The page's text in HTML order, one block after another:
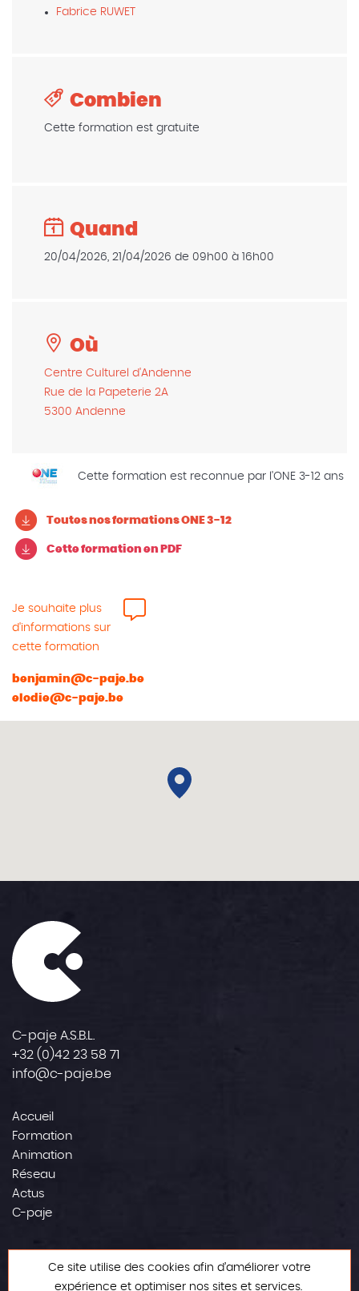
Fabrice RUWET
Combien
Cette formation est gratuite
Quand
20/04/2026, 21/04/2026 de 09h00 à 16h00
Où
Centre Culturel d'Andenne
Rue de la Papeterie 2A
5300 Andenne
Cette formation est reconnue par l'ONE 3-12 ans
Toutes nos formations ONE 3-12
Cette formation en PDF
Je souhaite plus
d'informations sur
cette formation
benjamin@c-paje.be
elodie@c-paje.be
C-paje A.S.B.L.
+32 (0)42 23 58 71
info@c-paje.be
Accueil
Formation
Animation
Réseau
Actus
C-paje
Ce site utilise des cookies afin d’améliorer votre
expérience et optimiser nos sites et services.